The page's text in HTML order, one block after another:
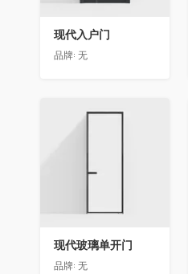
现代入户门
品牌: 无
收藏
现代玻璃单开门
品牌: 无